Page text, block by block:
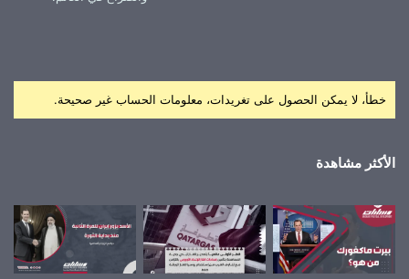
خطأ، لا يمكن الحصول على تغريدات، معلومات الحساب غير صحيحة.
الأكثر مشاهدة